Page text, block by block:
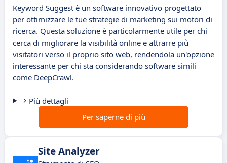
Keyword Suggest è un software innovativo progettato
per ottimizzare le tue strategie di marketing sui motori di
ricerca. Questa soluzione è particolarmente utile per chi
cerca di migliorare la visibilità online e attrarre più
visitatori verso il proprio sito web, rendendola un'opzione
interessante per chi sta considerando software simili
come DeepCrawl.
Più dettagli
Per saperne di più
Site Analyzer